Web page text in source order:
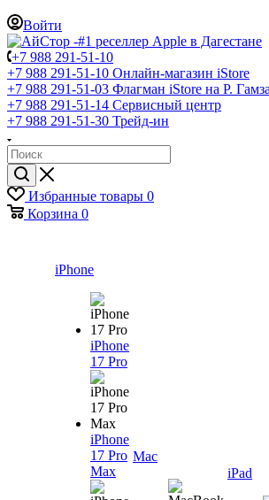
Войти
+7 988 291-51-10
+7 988 291-51-10 Онлайн-магазин iStore
+7 988 291-51-03 Флагман iStore на Р.
+7 988 291-51-14 Сервисный центр
+7 988 291-51-30 Трейд-ин
Избранные товары 0
Корзина 0
iPhone
iPhone
17 Pro
iPhone
17 Pro
Max
Mac
iPad